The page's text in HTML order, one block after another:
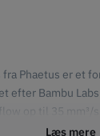
Phaetus er et
efter Bambu
op til 35
kompatibilitetLæs mere